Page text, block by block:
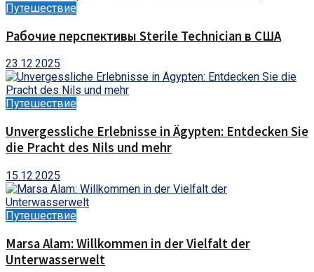
Путешествие
Рабочие перспективы Sterile Technician в США
23.12.2025
Путешествие
Unvergessliche Erlebnisse in Ägypten: Entdecken Sie
die Pracht des Nils und mehr
15.12.2025
Путешествие
Marsa Alam: Willkommen in der Vielfalt der
Unterwasserwelt